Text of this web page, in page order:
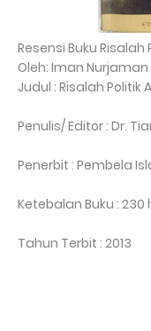
Resensi Buku Risalah
Oleh: Iman Nurjaman
Judul : Risalah Politik
Penulis/ Editor : Dr.
Penerbit : Pembela
Ketebalan Buku : 230
Tahun Terbit : 2013